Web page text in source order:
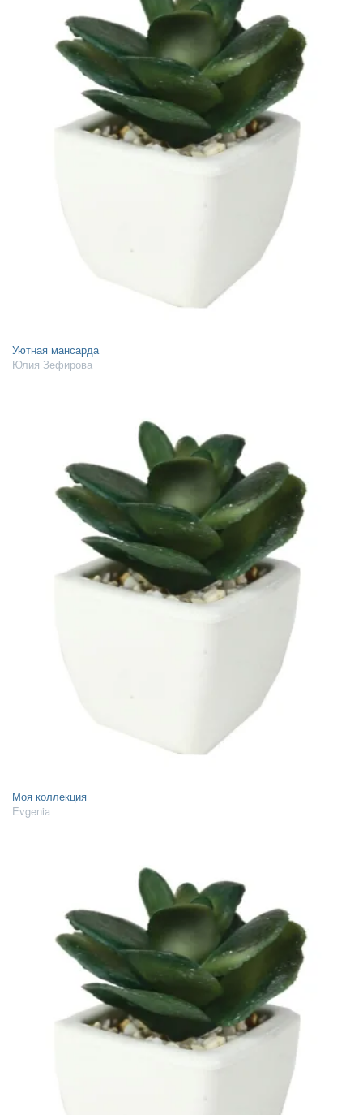
Уютная мансарда
Юлия Зефирова
Моя коллекция
Evgenia